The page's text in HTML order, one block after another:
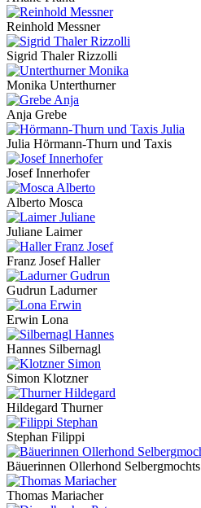
Reinhold Messner
Sigrid Thaler Rizzolli
Monika Unterthurner
Anja Grebe
Julia Hörmann-Thurn und Taxis
Josef Innerhofer
Alberto Mosca
Juliane Laimer
Franz Josef Haller
Gudrun Ladurner
Erwin Lona
Hannes Silbernagl
Simon Klotzner
Hildegard Thurner
Stephan Filippi
Bäuerinnen Ollerhond Selbergmochts
Thomas Mariacher